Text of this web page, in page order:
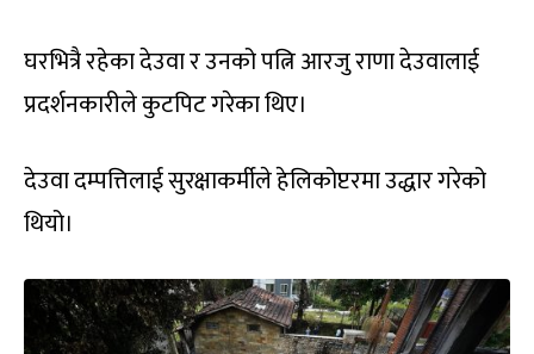
घरभित्रै रहेका देउवा र उनको पत्नि आरजु राणा देउवालाई
प्रदर्शनकारीले कुटपिट गरेका थिए।
देउवा दम्पत्तिलाई सुरक्षाकर्मीले हेलिकोप्टरमा उद्धार गरेको
थियो।